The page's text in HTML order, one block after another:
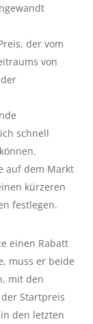
der vom
von
schnell
auf dem Markt
kürzeren
festlegen.
einen Rabatt
muss er beide
mit den
Startpreis
den letzten